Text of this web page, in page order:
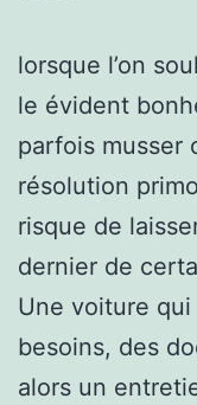
lorsque l’on
le évident
parfois musser
résolution
risque de
dernier de
Une voiture
besoins, des
alors un